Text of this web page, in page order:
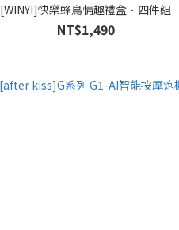
[WINYI]快樂蜂鳥情趣禮盒．四件組
NT$1,490